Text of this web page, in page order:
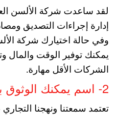
لقد ساعدت شركة الألسن
إدارة إجراءات التصديق
وفي حالة اختيارك شركة
يمكنك توفير الوقت والمال
الشركات الأقل مهارة.
2- اسم يمكنك الوثوق به:
تعتمد سمعتنا ونهجنا